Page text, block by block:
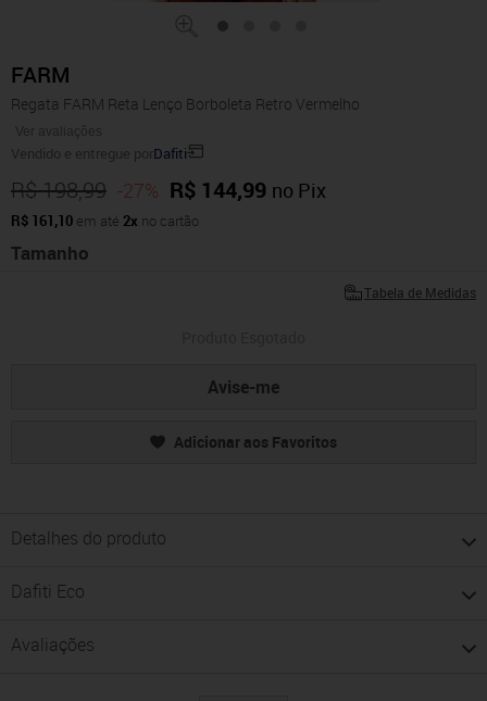
FARM
Regata FARM Reta Lenço Borboleta Retro Vermelho
Ver avaliações
Vendido e entregue porDafiti
R$ 198,99 -27% R$ 144,99 no Pix
R$ 161,10 em até 2x no cartão
Tamanho
Tabela de Medidas
Avise-me
Adicionar aos Favoritos
Detalhes do produto
Dafiti Eco
Avaliações